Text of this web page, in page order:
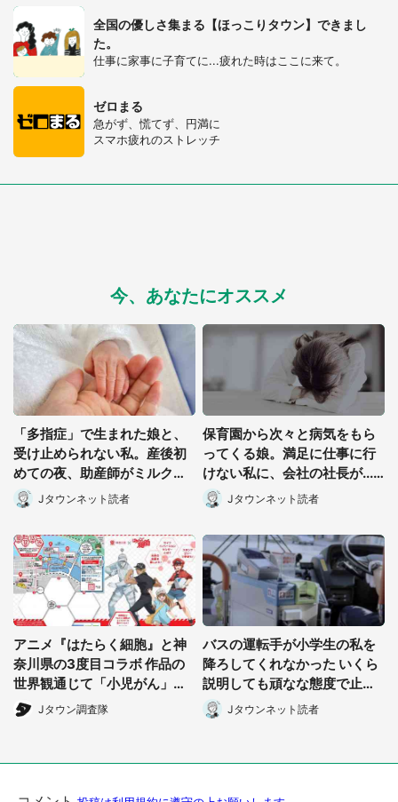
全国の優しさ集まる【ほっこりタウン】できまし
た。
仕事に家事に子育てに...疲れた時はここに来て。
ゼロまる
急がず、慌てず、円満に
スマホ疲れのストレッチ
今、あなたにオススメ
「多指症」で生まれた娘と、
受け止められない私。産後初
めての夜、助産師がミルクを
あげてるのを見て...(静岡県・
20代女性)
Jタウンネット読者
保育園から次々と病気をもら
ってくる娘。満足に仕事に行
けない私に、会社の社長が...
(宮城県・30代女性)
Jタウンネット読者
アニメ『はたらく細胞』と神
奈川県の3度目コラボ 作品の
世界観通じて「小児がん」学
べる【8/10~31※平日限定】
Jタウン調査隊
バスの運転手が小学生の私を
降ろしてくれなかった いくら
説明しても頑なな態度で止め
られ(北海道・50代女性)
Jタウンネット読者